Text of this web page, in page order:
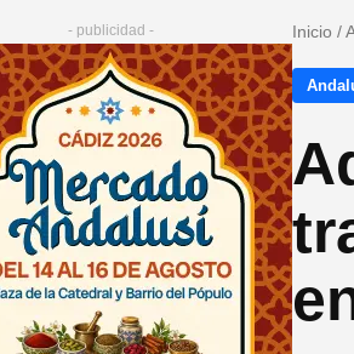
- publicidad - Inicio /